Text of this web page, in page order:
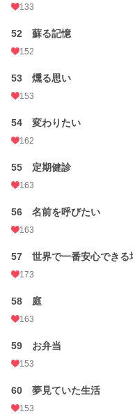
133
52 蘇る記憶
152
53 燻る思い
153
54 変わりたい
162
55 定期健診
163
56 名前を呼びたい
163
57 世界で一番安心できる
173
58 庭
163
59 お弁当
153
60 夢見ていた生活
153